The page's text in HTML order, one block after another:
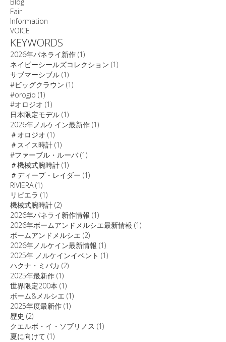
Fair
Information
VOICE
KEYWORDS
2026年パネライ新作 (1)
ネイビーシールズコレクション (1)
サブマーシブル (1)
#ビッグクラウン (1)
#orogio (1)
#オロジオ (1)
日本限定モデル (1)
2026年ノルケイン最新作 (1)
＃オロジオ (1)
＃スイス時計 (1)
#ファーブル・ルーバ(1)
＃機械式腕時計 (1)
＃ディープ・レイダー (1)
RIVIERA(1)
リビエラ (1)
機械式腕時計 (2)
2026年パネライ新作情報 (1)
2026年ボームアンドメルシエ最新情報 (1)
ボームアンドメルシエ (2)
2026年ノルケイン最新情報 (1)
2025年 ノルケインイベント (1)
ハクナ・ミパカ (2)
2025年最新作 (1)
世界限定200本 (1)
ボーム&メルシエ (1)
2025年度最新作 (1)
歴史 (2)
クエルボ・イ・ソブリノス (1)
夏に向けて (1)